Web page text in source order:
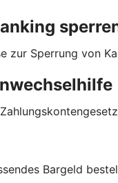
zur Sperrung von
Bargeld